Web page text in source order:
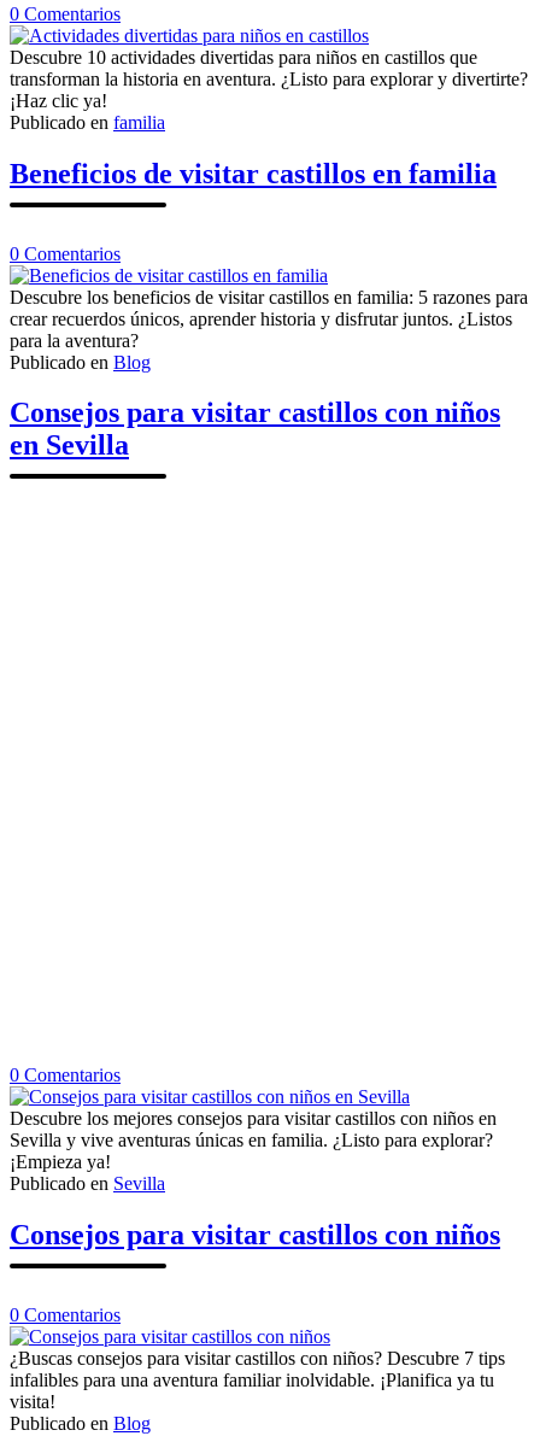
0 Comentariosen
Actividades
divertidas
para
en
Descubre 10 actividades divertidas para niños en castillos que
transforman la historia en aventura. ¿Listo para explorar y divertirte?
¡Haz clic ya!
Publicado en familia
Beneficios de visitar castillos en familia
0 Comentariosen
Beneficios
de
visitar
castillos
en
Descubre los beneficios de visitar castillos en familia: 5 razones para
crear recuerdos únicos, aprender historia y disfrutar juntos. ¿Listos
para la aventura?
Publicado en Blog
Consejos para visitar castillos con niños
en Sevilla
0 Comentariosen
Consejos
para
visitar
con
en
Sevilla
Descubre los mejores consejos para visitar castillos con niños en
Sevilla y vive aventuras únicas en familia. ¿Listo para explorar?
¡Empieza ya!
Publicado en Sevilla
Consejos para visitar castillos con niños
0 Comentariosen
Consejos
para
visitar
con
¿Buscas consejos para visitar castillos con niños? Descubre 7 tips
infalibles para una aventura familiar inolvidable. ¡Planifica ya tu
visita!
Publicado en Blog